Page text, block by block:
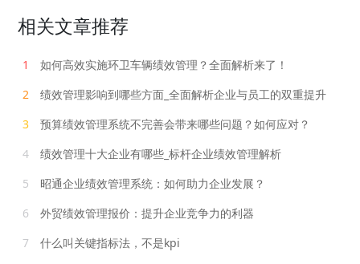
相关文章推荐
1
如何高效实施环卫车辆绩效管理？全面解析来了！
2
绩效管理影响到哪些方面_全面解析企业与员工的双重提升
3
预算绩效管理系统不完善会带来哪些问题？如何应对？
4
绩效管理十大企业有哪些_标杆企业绩效管理解析
5
昭通企业绩效管理系统：如何助力企业发展？
6
外贸绩效管理报价：提升企业竞争力的利器
7
什么叫关键指标法，不是kpi